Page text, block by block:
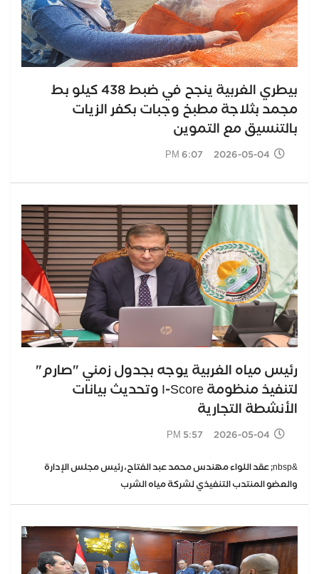
بيطري الغربية ينجح في ضبط 438 كيلو بط
مجمد بثلاجة مطبخ وجبات بكفر الزيات
بالتنسيق مع التموين
2026-05-04 6:07 PM
رئيس مياه الغربية يوجه بجدول زمني "صارم"
لتنفيذ منظومة I-Score وتحديث بيانات
الأنشطة التجارية
2026-05-04 5:57 PM
​&nbsp; عقد اللواء مهندس محمد عبد الفتاح، رئيس مجلس الإدارة
والعضو المنتدب التنفيذي لشركة مياه الشرب